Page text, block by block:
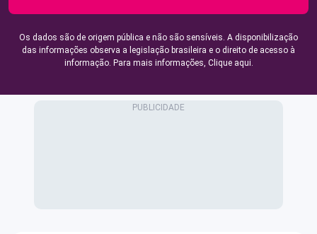
Os dados são de origem pública e não são sensíveis. A disponibilização
das informações observa a legislação brasileira e o direito de acesso à
informação. Para mais informações, Clique aqui.